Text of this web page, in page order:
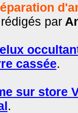
par
cassée.
sur store
.